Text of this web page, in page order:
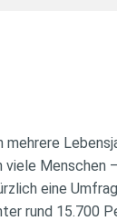
Menschen
eine
rund 15.700